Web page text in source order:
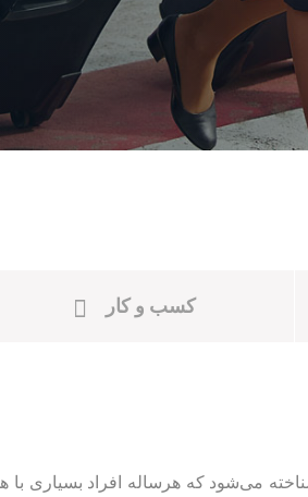
کسب و کار
شناخته می‌شود که هرساله افراد